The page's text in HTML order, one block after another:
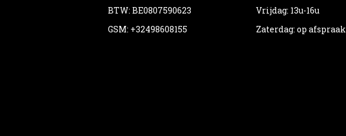
BTW: BE0807590623
GSM: +32498608155
Vrijdag: 13u-16u
Zaterdag: op afspraak